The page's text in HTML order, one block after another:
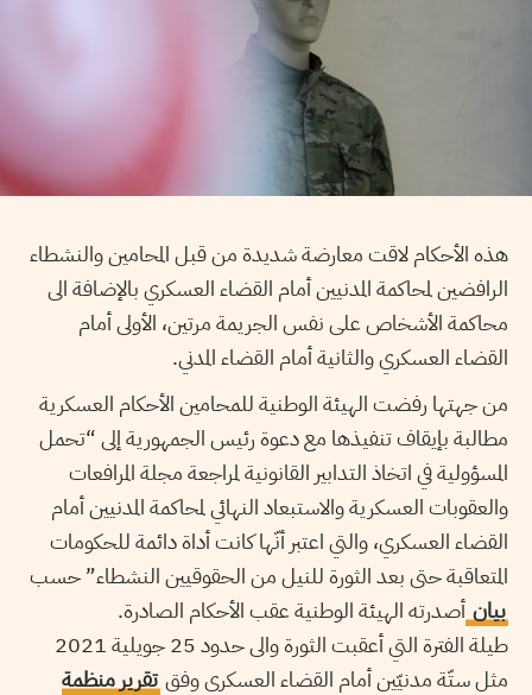
هذه الأحكام لاقت معارضة شديدة من قبل المحامين والنشطاء
الرافضين لمحاكمة المدنيين أمام القضاء العسكري بالإضافة الى
محاكمة الأشخاص على نفس الجريمة مرتين، الأولى أمام
القضاء العسكري والثانية أمام القضاء المدني.
من جهتها رفضت الهيئة الوطنية للمحامين الأحكام العسكرية
مطالبة بإيقاف تنفيذها مع دعوة رئيس الجمهورية إلى “تحمل
المسؤولية في اتخاذ التدابير القانونية لمراجعة مجلة المرافعات
والعقوبات العسكرية والاستبعاد النهائي لمحاكمة المدنيين أمام
القضاء العسكري، والتي اعتبر أنّها كانت أداة دائمة للحكومات
المتعاقبة حتى بعد الثورة للنيل من الحقوقيين النشطاء” حسب
بيان أصدرته الهيئة الوطنية عقب الأحكام الصادرة.
طيلة الفترة التي أعقبت الثورة والى حدود 25 جويلية 2021
مثل ستّة مدنيّين أمام القضاء العسكري وفق تقرير منظمة